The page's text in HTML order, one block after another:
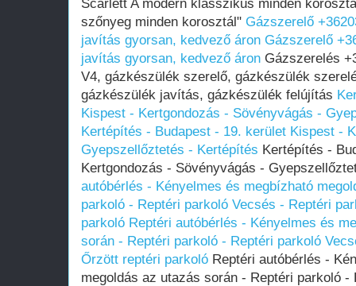
Scarlett A modern klasszikus minden
szőnyeg minden korosztál" Gázszerelő
javítás gyorsan, kedvező áron Gázszerelő
javítás gyorsan, kedvező áron Gázszerelés
V4, gázkészülék szerelő, gázkészülék
gázkészülék javítás, gázkészülék felújítás
Kispest - Kertgondozás - Sövényvágás -
Kertépítés - Budapest - 19. kerület Kispest -
Gyepszellőztetés - Kertépítés Kertépítés -
Kertgondozás - Sövényvágás -
autóbérlés - Kényelmes és megbízható
parkoló - Reptéri parkoló Vecsés - Reptéri
parkoló Reptéri autóbérlés - Kényelmes és
során - Reptéri parkoló - Reptéri parkoló
Őrzött reptéri parkoló Reptéri autóbérlés -
megoldás az utazás során - Reptéri parkoló -